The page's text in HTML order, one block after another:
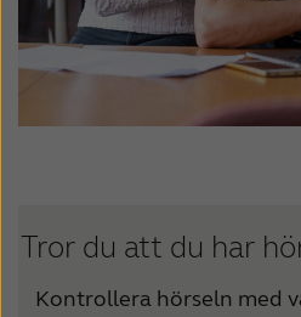
Tror du att du har
Kontrollera hörseln med